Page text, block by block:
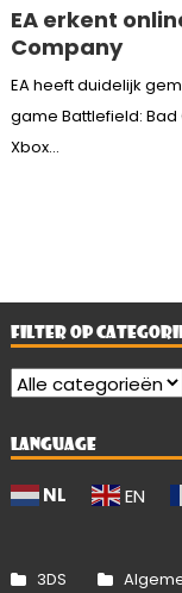
EA erkent
Company
EA heeft duidelijk
game Battlefield:
Xbox...
FILTER OP
LANGUAGE
NL EN
3DS